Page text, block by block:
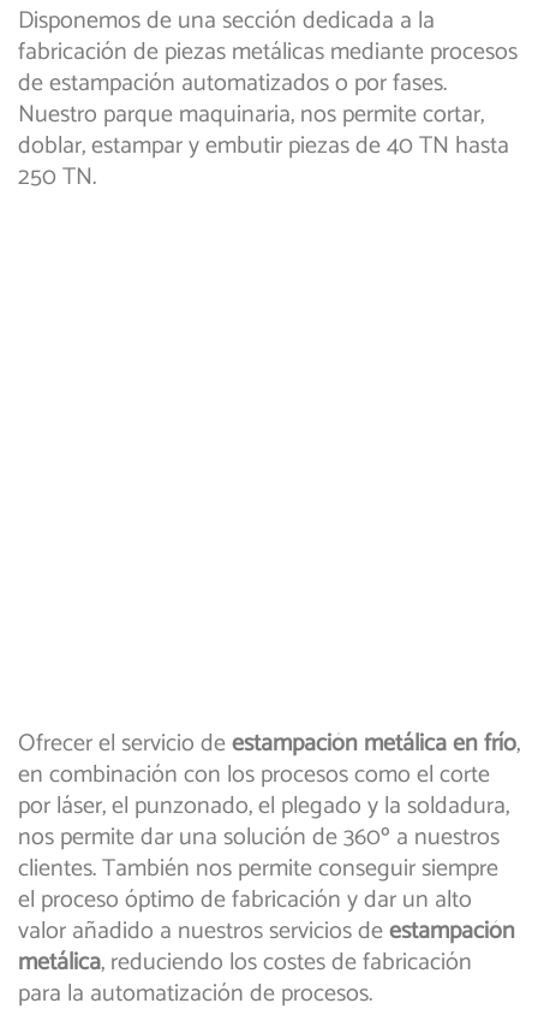
Disponemos de una sección dedicada a la
fabricación de piezas metálicas mediante procesos
de estampación automatizados o por fases.
Nuestro parque maquinaria, nos permite cortar,
doblar, estampar y embutir piezas de 40 TN hasta
250 TN.
Ofrecer el servicio deestampación metálica en frío,
en combinación con los procesos como el corte
por láser, el punzonado, el plegado y la soldadura,
nos permite dar una solución de 360º a nuestros
clientes. También nos permite conseguir siempre
el proceso óptimo de fabricación y dar un alto
valor añadido a nuestros servicios deestampación
metálica, reduciendo los costes de fabricación
para la automatización de procesos.